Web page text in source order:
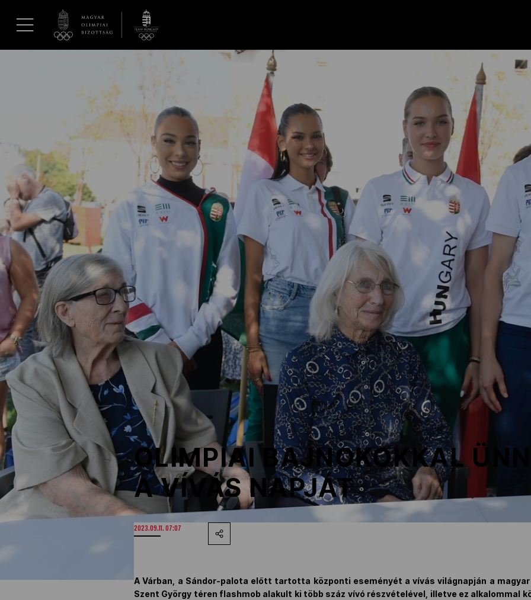
Hírek
Galéria
Dakar 2026
Los Angeles 2028
MOB
Kettőskarrier-program
Társszervezetek
OVEP
Adatbank
OLIMPIAI BAJNOKOKKAL
A VÍVÁS NAPJÁT
2023.09.11. 07:07
A Várban, a Sándor-palota előtt tartotta központi eseményét a vívás világnapján a
Szent György téren flashmob alakult ki több száz vívó részvételével, illetve ez alkalommal